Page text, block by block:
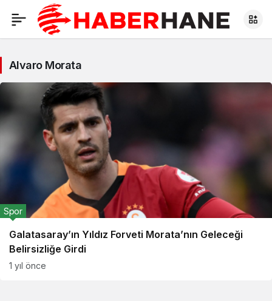
Alvaro Morata
Galatasaray’ın Yıldız Forveti Morata’nın Geleceği
Belirsizliğe Girdi
Spor
1 yıl önce